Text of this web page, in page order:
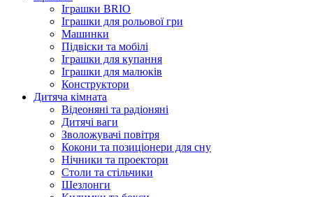
Іграшки BRIO
Іграшки для рольової гри
Машинки
Підвіски та мобілі
Іграшки для купання
Іграшки для малюків
Конструктори
Дитяча кімната
Відеоняні та радіоняні
Дитячі ваги
Зволожувачі повітря
Кокони та позиціонери для сну
Нічники та проектори
Столи та стільчики
Шезлонги